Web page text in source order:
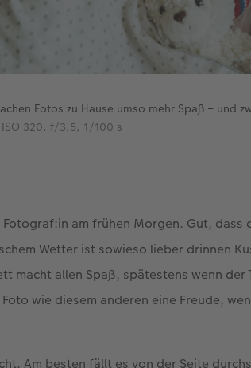
Fotos zu Hause umso mehr Spaß – und
320, f/3,5, 1/100 s
am frühen Morgen. Gut, dass
Wetter ist sowieso lieber drinnen
macht allen Spaß, spätestens wenn der
wie diesem anderen eine Freude,
Am besten fällt es von der Seite